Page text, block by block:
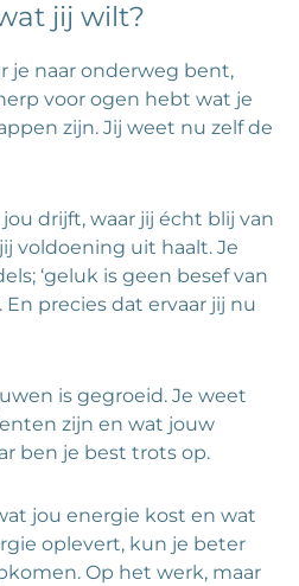
jij wilt?
je naar onderweg bent,
voor ogen hebt wat je
zijn. Jij weet nu zelf de
drijft, waar jij écht blij van
voldoening uit haalt. Je
‘geluk is geen besef van
En precies dat ervaar jij nu
is gegroeid. Je weet
zijn en wat jouw
ben je best trots op.
jou energie kost en wat
oplevert, kun je beter
Op het werk, maar